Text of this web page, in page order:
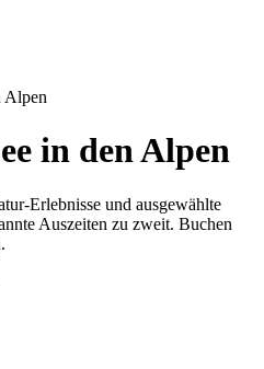
Alpen
in den Alpen
Erlebnisse und ausgewählte
Auszeiten zu zweit. Buchen